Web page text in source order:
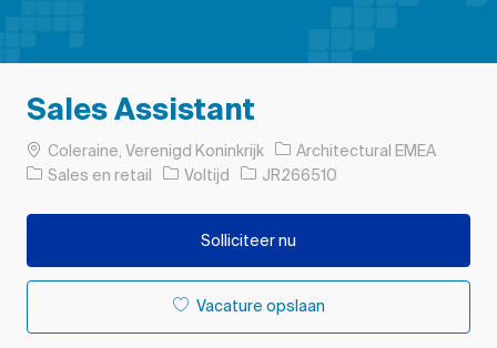
Sales Assistant
PlaatsColeraine, Verenigd Koninkrijk
Architectural EMEA
Categorie
Sales en retail Soort baan
Voltijd Taak-ID
JR266510
Solliciteer nu
Vacature opslaan